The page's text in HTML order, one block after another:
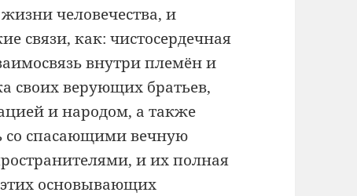
человечества, и
связи, как: чистосердечная
внутри племён и
своих верующих братьев,
и народом, а также
со спасающими вечную
и их полная
основывающих